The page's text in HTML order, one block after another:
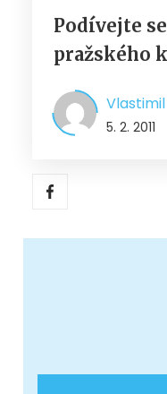
Podívejte
pražského
5. 2. 2011